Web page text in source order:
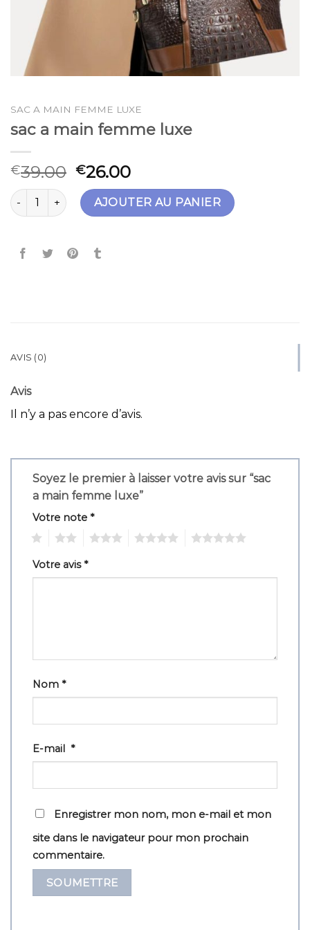
SAC A MAIN FEMME LUXE
sac a main femme luxe
€39.00 €26.00
quantité de sac a main femme luxe
AJOUTER AU PANIER
AVIS (0)
Avis
Il n’y a pas encore d’avis.
Soyez le premier à laisser votre avis sur “sac
a main femme luxe”
Votre note *
Votre avis*
Nom *
E-mail *
Enregistrer mon nom, mon e-mail et mon
site dans le navigateur pour mon prochain
commentaire.